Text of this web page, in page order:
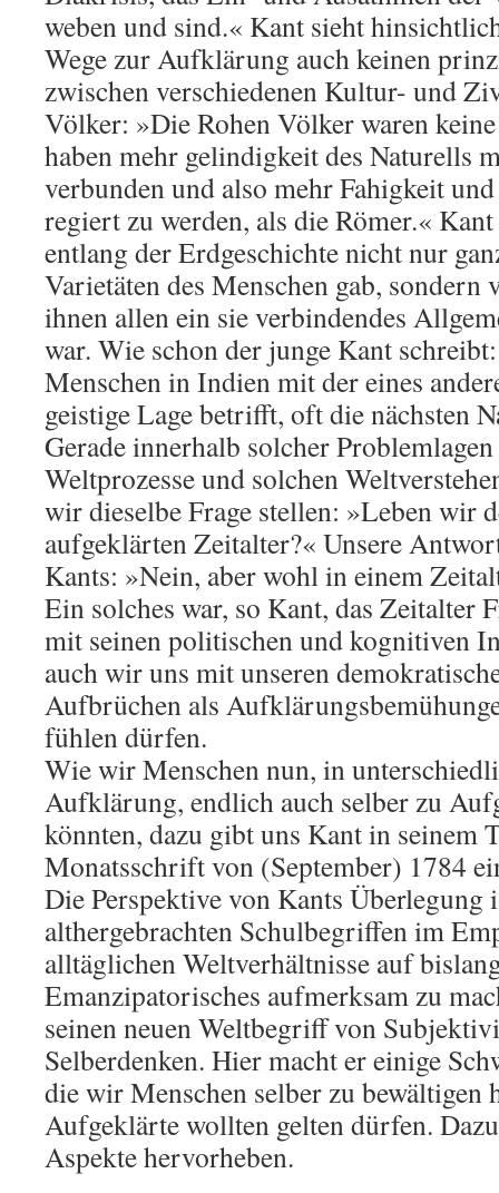
weben und sind.« Kant sieht
Wege zur Aufklärung auch keinen
zwischen verschiedenen Kultur- und
Völker: »Die Rohen Völker waren
haben mehr gelindigkeit des Naturells
verbunden und also mehr Fahigkeit
regiert zu werden, als die Römer.«
entlang der Erdgeschichte nicht nur
Varietäten des Menschen gab, sondern
ihnen allen ein sie verbindendes
war. Wie schon der junge Kant
Menschen in Indien mit der eines
geistige Lage betrifft, oft die nächsten
Gerade innerhalb solcher
Weltprozesse und solchen
wir dieselbe Frage stellen: »Leben wir
aufgeklärten Zeitalter?« Unsere
Kants: »Nein, aber wohl in einem
Ein solches war, so Kant, das Zeitalter
mit seinen politischen und kognitiven
auch wir uns mit unseren
Aufbrüchen als
fühlen dürfen.
Wie wir Menschen nun, in
Aufklärung, endlich auch selber zu
könnten, dazu gibt uns Kant in seinem
Monatsschrift von (September) 1784
Die Perspektive von Kants Überlegung
althergebrachten Schulbegriffen im
alltäglichen Weltverhältnisse auf
Emanzipatorisches aufmerksam zu
seinen neuen Weltbegriff von
Selberdenken. Hier macht er einige
die wir Menschen selber zu bewältigen
Aufgeklärte wollten gelten dürfen.
Aspekte hervorheben.